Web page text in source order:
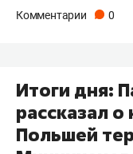
Комментарии 0
Итоги дня:
рассказал о
Польшей